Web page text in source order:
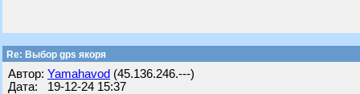
Re: Выбор gps якоря
Автор: Yamahavod (45.136.246.---)
Дата: 19-12-24 15:37